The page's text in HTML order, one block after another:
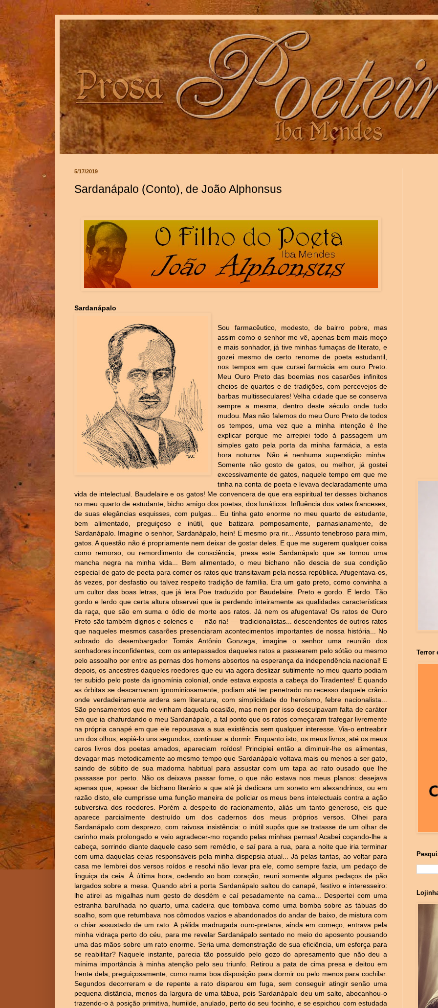
5/17/2019
Sardanápalo (Conto), de João Alphonsus
Sardanápalo
Sou farmacêutico, modesto, de bairro pobre, mas
assim como o senhor me vê, apenas bem mais moço
e mais sonhador, já tive minhas fumaças de literato, e
gozei mesmo de certo renome de poeta estudantil,
nos tempos em que cursei farmácia em ouro Preto.
Meu Ouro Preto das boemias nos casarões infinitos
cheios de quartos e de tradições, com percevejos de
barbas multisseculares! Velha cidade que se conserva
sempre a mesma, dentro deste século onde tudo
mudou. Mas não falemos do meu Ouro Preto de todos
os tempos, uma vez que a minha intenção é lhe
explicar porque me arrepiei todo à passagem um
simples gato pela porta da minha farmácia, a esta
hora noturna. Não é nenhuma superstição minha.
Somente não gosto de gatos, ou melhor, já gostei
excessivamente de gatos, naquele tempo em que me
tinha na conta de poeta e levava declaradamente uma
vida de intelectual. Baudelaire e os gatos! Me convencera de que era espiritual ter desses bichanos
no meu quarto de estudante, bicho amigo dos poetas, dos lunáticos. Influência dos vates franceses,
de suas elegâncias esquisses, com pulgas... Eu tinha gato enorme no meu quarto de estudante,
bem alimentado, preguiçoso e inútil, que batizara pomposamente, parnasianamente, de
Sardanápalo. Imagine o senhor, Sardanápalo, hein! E mesmo pra rir... Assunto tenebroso para mim,
gatos. A questão não é propriamente nem deixar de gostar deles. E que me sugerem qualquer coisa
como remorso, ou remordimento de consciência, presa este Sardanápalo que se tornou uma
mancha negra na minha vida... Bem alimentado, o meu bichano não descia de sua condição
especial de gato de poeta para comer os ratos que transitavam pela nossa república. Afugentava-os,
às vezes, por desfastio ou talvez respeito tradição de família. Era um gato preto, como convinha a
um cultor das boas letras, que já lera Poe traduzido por Baudelaire. Preto e gordo. E lerdo. Tão
gordo e lerdo que certa altura observei que ia perdendo inteiramente as qualidades características
da raça, que são em suma o ódio de morte aos ratos. Já nem os afugentava! Os ratos de Ouro
Preto são também dignos e solenes e — não ria! — tradicionalistas... descendentes de outros ratos
que naqueles mesmos casarões presenciaram acontecimentos importantes de nossa história... No
sobrado do desembargador Tomás Antônio Gonzaga, imagine o senhor uma reunião dos
sonhadores inconfidentes, com os antepassados daqueles ratos a passearem pelo sótão ou mesmo
pelo assoalho por entre as pernas dos homens absortos na esperança da independência nacional! E
depois, os ancestres daqueles roedores que eu via agora deslizar sutilmente no meu quarto podiam
ter subido pelo poste da ignomínia colonial, onde estava exposta a cabeça do Tiradentes! E quando
as órbitas se descarnaram ignominiosamente, podiam até ter penetrado no recesso daquele crânio
onde verdadeiramente ardera sem literatura, com simplicidade do heroísmo, febre nacionalista...
São pensamentos que me vinham daquela ocasião, mas nem por isso desculpavam falta de caráter
em que ia chafurdando o meu Sardanápalo, a tal ponto que os ratos começaram trafegar livremente
na própria canapé em que ele repousava a sua existência sem qualquer interesse. Via-o entreabrir
um dos olhos, espiá-lo uns segundos, continuar a dormir. Enquanto isto, os meus livros, até os meus
caros livros dos poetas amados, apareciam roídos! Principiei então a diminuir-lhe os alimentas,
devagar mas metodicamente ao mesmo tempo que Sardanápalo voltava mais ou menos a ser gato,
saindo de súbito de sua madorna habitual para assustar com um tapa ao rato ousado que lhe
passasse por perto. Não os deixava passar fome, o que não estava nos meus planos: desejava
apenas que, apesar de bichano literário a que até já dedicara um soneto em alexandrinos, ou em
razão disto, ele cumprisse uma função maneira de policiar os meus bens intelectuais contra a ação
subversiva dos roedores. Porém a despeito do racionamento, aliás um tanto generoso, eis que
aparece parcialmente destruído um dos cadernos dos meus próprios versos. Olhei para
Sardanápalo com desprezo, com raivosa insistência: o inútil supôs que se tratasse de um olhar de
carinho mais prolongado e veio agradecer-mo roçando pelas minhas pernas! Acabei coçando-lhe a
cabeça, sorrindo diante daquele caso sem remédio, e saí para a rua, para a noite que iria terminar
com uma daquelas ceias responsáveis pela minha dispepsia atual... Já pelas tantas, ao voltar para
casa me lembrei dos versos roídos e resolvi não levar pra ele, como sempre fazia, um pedaço de
linguiça da ceia. À última hora, cedendo ao bom coração, reuni somente alguns pedaços de pão
largados sobre a mesa. Quando abri a porta Sardanápalo saltou do canapé, festivo e interesseiro:
lhe atirei as migalhas num gesto de desdém e caí pesadamente na cama... Despertei com uma
estranha barulhada no quarto, uma cadeira que tombava como uma bomba sobre as tábuas do
soalho, som que retumbava nos cômodos vazios e abandonados do andar de baixo, de mistura com
o chiar assustado de um rato. A pálida madrugada ouro-pretana, ainda em começo, entrava pela
minha vidraça perto do céu, para me revelar Sardanápalo sentado no meio do aposento pousando
uma das mãos sobre um rato enorme. Seria uma demonstração de sua eficiência, um esforça para
se reabilitar? Naquele instante, parecia tão possuído pelo gozo do apresamento que não deu a
mínima importância à minha atenção pelo seu triunfo. Retirou a pata de cima presa e deitou em
frente dela, preguiçosamente, como numa boa disposição para dormir ou pelo menos para cochilar.
Segundos decorreram e de repente a rato disparou em fuga, sem conseguir atingir senão uma
pequena distância, menos da largura de uma tábua, pois Sardanápalo deu um salto, abocanhou-o
trazendo-o à posição primitiva, humilde, anulado, perto do seu focinho, e se espichou com estudada
Terror